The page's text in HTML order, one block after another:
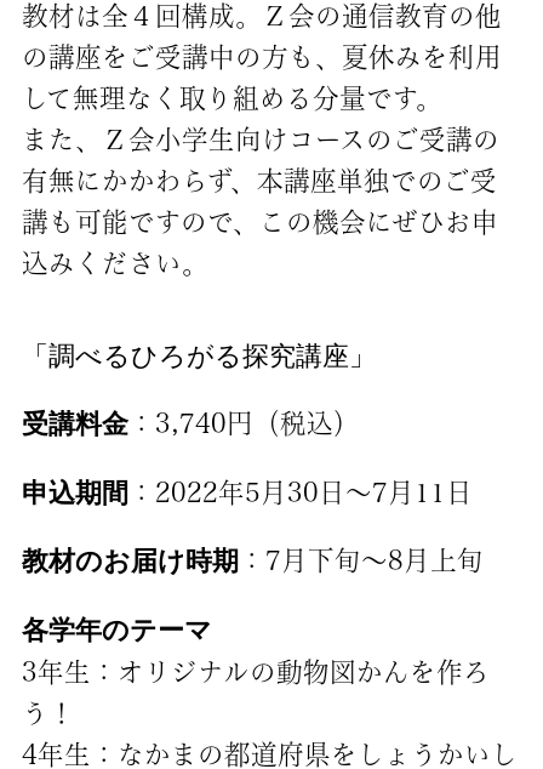
教材は全４回構成。Ｚ会の通信教育の他
の講座をご受講中の方も、夏休みを利用
して無理なく取り組める分量です。
また、Ｚ会小学生向けコースのご受講の
有無にかかわらず、本講座単独でのご受
講も可能ですので、この機会にぜひお申
込みください。
「調べるひろがる探究講座」
受講料金：3,740円（税込）
申込期間 ：2022年5月30日〜7月11日
教材のお届け時期 ：7月下旬〜8月上旬
各学年のテーマ
3年生：オリジナルの動物図かんを作ろ
う！
4年生：なかまの都道府県をしょうかいし